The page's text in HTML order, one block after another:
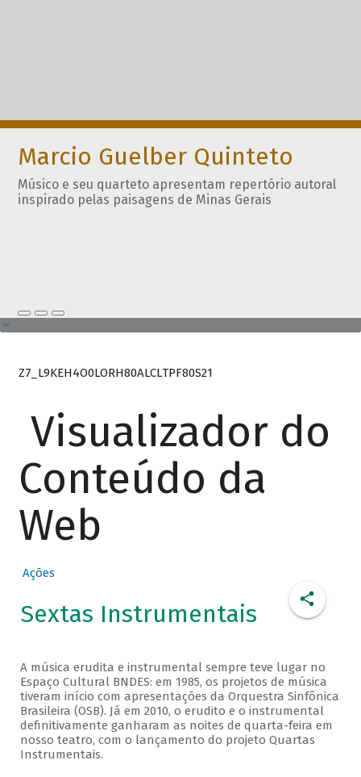
Marcio Guelber Quinteto
Músico e seu quarteto apresentam repertório autoral
inspirado pelas paisagens de Minas Gerais
Z7_L9KEH4O0LORH80ALCLTPF80S21
Visualizador do
Conteúdo da
Web
Ações
Sextas Instrumentais
A música erudita e instrumental sempre teve lugar no
Espaço Cultural BNDES: em 1985, os projetos de música
tiveram início com apresentações da Orquestra Sinfônica
Brasileira (OSB). Já em 2010, o erudito e o instrumental
definitivamente ganharam as noites de quarta-feira em
nosso teatro, com o lançamento do projeto Quartas
Instrumentais.